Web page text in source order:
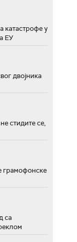
катастрофе у
ЕУ
двојника
стидите се,
грамофонске
са